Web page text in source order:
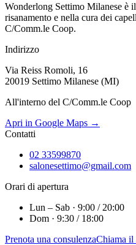
Wonderlong Settimo Milanese è
risanamento e nella cura dei
C/Comm.le Coop.
Indirizzo
Via Reiss Romoli, 16
20019 Settimo Milanese (MI)
All'interno del C/Comm.le Coop
Apri in Google Maps →
Contatti
02 33599870
salonesettimo@gmail.com
Orari di apertura
Lun – Sab · 9:00 / 20:00
Dom · 9:30 / 18:00
Prenota una consulenzaChiama il